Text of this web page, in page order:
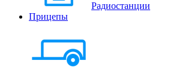
Радиостанции
Прицепы